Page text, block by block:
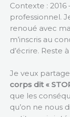
Contexte :
professionnel.
renoué avec
m’inscris au
d’écrire. Reste
Je veux
corps dit «
que les
qu’on ne nous